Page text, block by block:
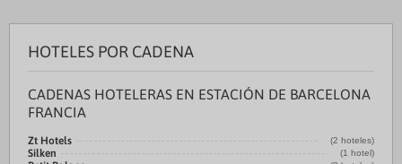
HOTELES POR CADENA
CADENAS HOTELERAS EN ESTACIÓN DE BARCELONA
FRANCIA
Zt Hotels (2 hoteles)
Silken (1 hotel)